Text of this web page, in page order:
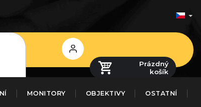
Přihlášení
Prázdný
košík
MONITORY OBJEKTIVY OSTATNÍ